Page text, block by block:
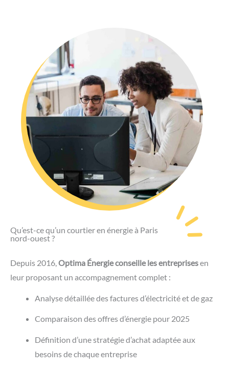
Qu’est-ce qu’un courtier en énergie à Paris
nord-ouest ?
Depuis 2016, Optima Énergie conseille les entreprisesen
leur proposant un accompagnement complet :
Analyse détaillée des factures d’électricité et de gaz
Comparaison des offres d’énergie pour 2025
Définition d’une stratégie d’achat adaptée aux
besoins de chaque entreprise